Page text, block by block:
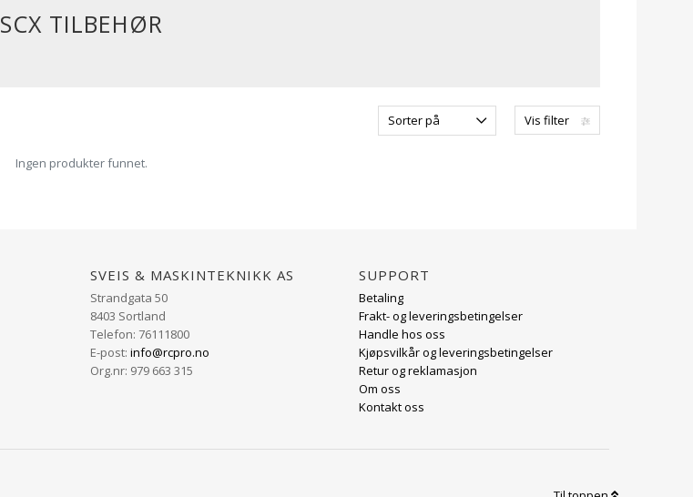
SCX TILBEHØR
Vis filter
Sorter på
Ingen produkter funnet.
Sveis & Maskinteknikk AS
Strandgata 50
8403 Sortland
Telefon: 76111800
E-post: info@rcpro.no
Org.nr: 979 663 315
Support
Betaling
Frakt- og leveringsbetingelser
Handle hos oss
Kjøpsvilkår og leveringsbetingelser
Retur og reklamasjon
Om oss
Kontakt oss